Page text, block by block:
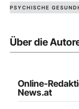
PSYCHISCHE
Über die
Online-
News.at